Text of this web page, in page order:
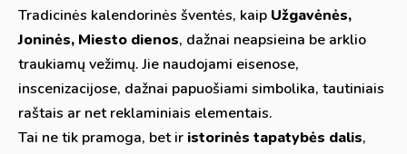
Tradicinės kalendorinės šventės, kaip Užgavėnės,
Joninės, Miesto dienos, dažnai neapsieina be arklio
traukiamų vežimų. Jie naudojami eisenose,
inscenizacijose, dažnai papuošiami simbolika, tautiniais
raštais ar net reklaminiais elementais.
Tai ne tik pramoga, bet ir istorinės tapatybės dalis,